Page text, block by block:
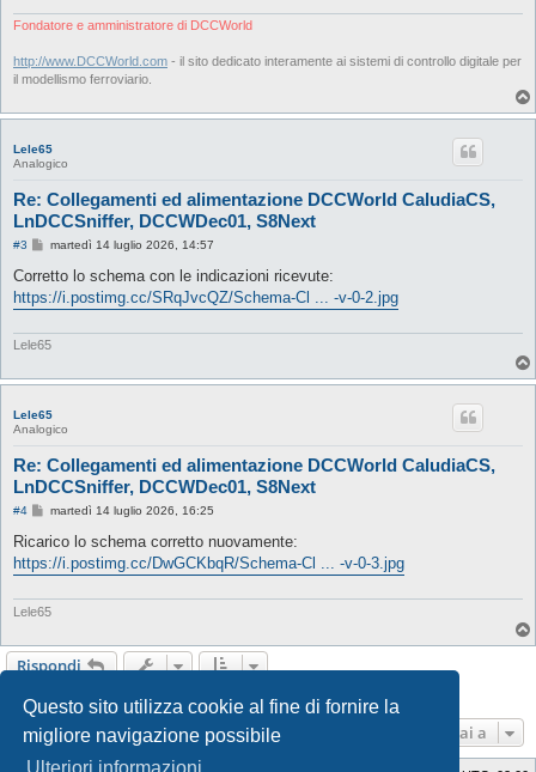
Questo sito utilizza cookie al fine di fornire la
migliore navigazione possibile
Fondatore e amministratore di DCCWorld
http://www.DCCWorld.com - il sito dedicato interamente ai sistemi di controllo digitale per
il modellismo ferroviario.
Lele65
Analogico
Re: Collegamenti ed alimentazione DCCWorld CaludiaCS,
LnDCCSniffer, DCCWDec01, S8Next
#3
M
s
a
i
martedì 14 luglio 2026, 14:57
Corretto lo schema con le indicazioni ricevute:
https://i.postimg.cc/SRqJvcQZ/Schema-Cl ... -v-0-2.jpg
Lele65
Lele65
Analogico
Re: Collegamenti ed alimentazione DCCWorld CaludiaCS,
LnDCCSniffer, DCCWDec01, S8Next
#4
M
s
a
i
martedì 14 luglio 2026, 16:25
Ricarico lo schema corretto nuovamente:
https://i.postimg.cc/DwGCKbqR/Schema-Cl ... -v-0-3.jpg
Lele65
Rispondi
Vai a